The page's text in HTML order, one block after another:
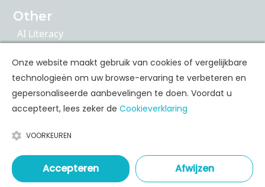
Other
AI Literacy
Articulate 360
ChatGPT
Cybersecurity
Google Apps
Communication
Leadership & Coaching
Time & Stress Management
Onze website maakt gebruik van cookies of vergelijkbare
technologieën om uw browse-ervaring te verbeteren en
gepersonaliseerde aanbevelingen te doen. Voordat u
accepteert, lees zeker de Cookieverklaring
VOORKEUREN
Accepteren Afwijzen